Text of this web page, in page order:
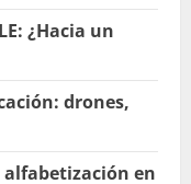
¿Hacia un
drones,
en